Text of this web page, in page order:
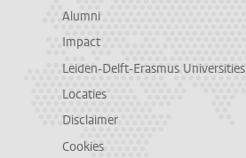
Alumni
Impact
Leiden-Delft-Erasmus Universities
Locaties
Disclaimer
Cookies